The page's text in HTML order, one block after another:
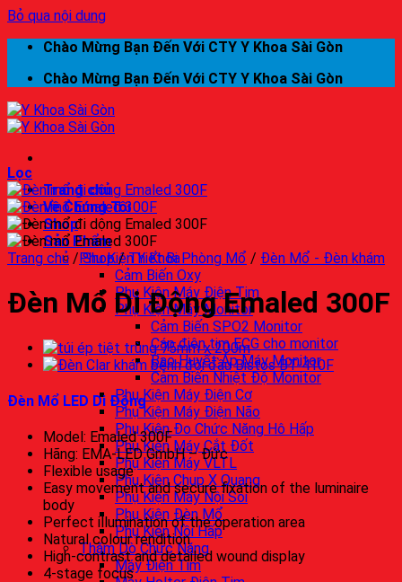
Bỏ qua nội dung
Chào Mừng Bạn Đến Với CTY Y Khoa Sài Gòn
Chào Mừng Bạn Đến Với CTY Y Khoa Sài Gòn
Trang chủ
Về Chúng Tôi
Shop
Sản Phẩm
Phụ Kiện Y Khoa
Cảm Biến Oxy
Phụ Kiện Máy Điện Tim
Phụ Kiện Máy Monitor
Cảm Biến SPO2 Monitor
Cáp điện tim ECG cho monitor
Bao Huyết Áp Máy Monitor
Cảm Biến Nhiệt Độ Monitor
Phụ Kiện Máy Điện Cơ
Phụ Kiện Máy Điện Não
Phụ Kiện Đo Chức Năng Hô Hấp
Phụ Kiện Máy Cắt Đốt
Phụ Kiện Máy VLTL
Phụ Kiện Chụp X Quang
Phụ Kiện Máy Nội Soi
Phụ Kiện Đèn Mổ
Phụ Kiện Nồi Hấp
Thăm Dò Chức Năng
Máy Điện Tim
Lọc
Trang chủ / Shop / Thiết Bị Phòng Mổ / Đèn Mổ - Đèn khám
Đèn Mổ Di Động Emaled 300F
Đèn Mổ LED Di Động
Model: Emaled 300F
Hãng: EMA-LED GmbH – Đức
Flexible usage
Easy movement and secure fixation of the luminaire
body
Perfect illumination of the operation area
Natural colour rendition
High-contrast and detailed wound display
4-stage focus